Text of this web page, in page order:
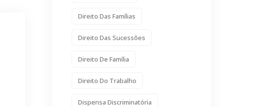
Direito Das Famílias
Direito Das Sucessões
Direito De Família
Direito Do Trabalho
Dispensa Discriminatória